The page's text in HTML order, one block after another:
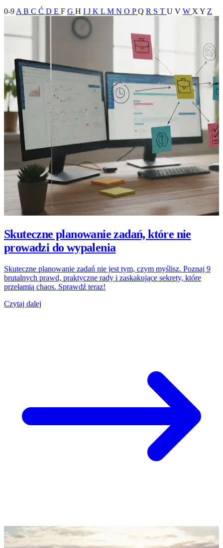
0-9 A B C Ć D E F G H I J K L M N O PQ R S T U V W X Y Z
Skuteczne planowanie zadań, które nie
prowadzi do wypalenia
Skuteczne planowanie zadań nie jest tym, czym myślisz. Poznaj 9
brutalnych prawd, praktyczne rady i zaskakujące sekrety, które
przełamią chaos. Sprawdź teraz!
Czytaj dalej